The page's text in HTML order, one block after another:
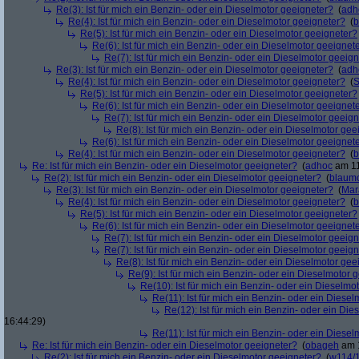
Re(3): Ist für mich ein Benzin- oder ein Dieselmotor geeigneter? (
Re(4): Ist für mich ein Benzin- oder ein Dieselmotor geeigneter? (
Re(5): Ist für mich ein Benzin- oder ein Dieselmotor geeigneter?
Re(6): Ist für mich ein Benzin- oder ein Dieselmotor
Re(7): Ist für mich ein Benzin- oder ein Dieselmotor
Re(3): Ist für mich ein Benzin- oder ein Dieselmotor geeigneter? (
Re(4): Ist für mich ein Benzin- oder ein Dieselmotor geeigneter? (
Re(5): Ist für mich ein Benzin- oder ein Dieselmotor geeigneter?
Re(6): Ist für mich ein Benzin- oder ein Dieselmotor
Re(7): Ist für mich ein Benzin- oder ein Dieselmotor
Re(8): Ist für mich ein Benzin- oder ein Dieselmotor
Re(6): Ist für mich ein Benzin- oder ein Dieselmotor
Re(4): Ist für mich ein Benzin- oder ein Dieselmotor geeigneter? (
Re: Ist für mich ein Benzin- oder ein Dieselmotor geeigneter? (adhoc am
Re(2): Ist für mich ein Benzin- oder ein Dieselmotor geeigneter? (
Re(3): Ist für mich ein Benzin- oder ein Dieselmotor geeigneter? (
Re(4): Ist für mich ein Benzin- oder ein Dieselmotor geeigneter? (
Re(5): Ist für mich ein Benzin- oder ein Dieselmotor geeigneter?
Re(6): Ist für mich ein Benzin- oder ein Dieselmotor
Re(7): Ist für mich ein Benzin- oder ein Dieselmotor
Re(7): Ist für mich ein Benzin- oder ein Dieselmotor
Re(8): Ist für mich ein Benzin- oder ein Dieselmotor
Re(9): Ist für mich ein Benzin- oder ein Dieselmotor
Re(10): Ist für mich ein Benzin- oder ein
Re(11): Ist für mich ein Benzin- oder ein
Re(12): Ist für mich ein Benzin- oder ein
16:44:29)
Re(11): Ist für mich ein Benzin- oder ein
Re: Ist für mich ein Benzin- oder ein Dieselmotor geeigneter? (obageh am